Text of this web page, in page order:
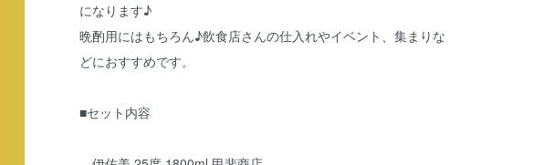
になります♪
晩酌用にはもちろん♪飲食店さんの仕入れやイベント、集まりな
どにおすすめです。
■セット内容